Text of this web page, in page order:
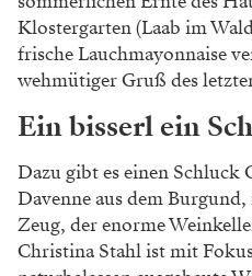
Kalbskreation mit Kürbis.
Leicht geht es in